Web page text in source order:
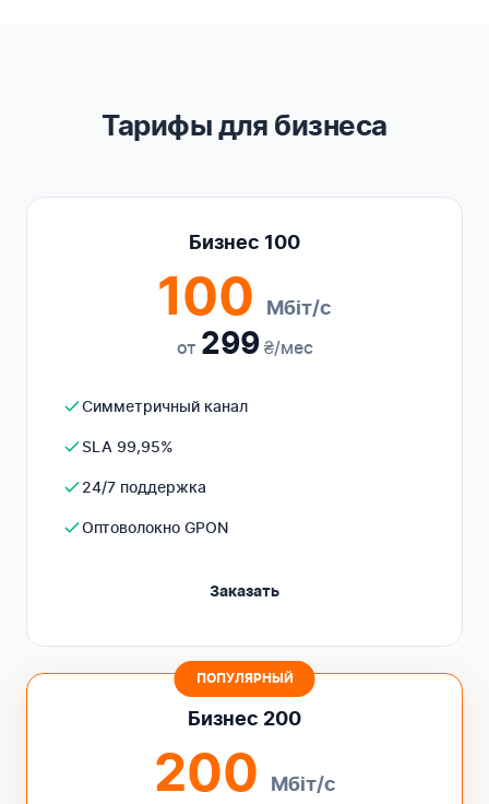
Тарифы для бизнеса
Бизнес 100
100 Мбіт/с
от 299₴/мес
Симметричный канал
SLA 99,95%
24/7 поддержка
Оптоволокно GPON
Заказать
ПОПУЛЯРНЫЙ
Бизнес 200
200 Мбіт/с